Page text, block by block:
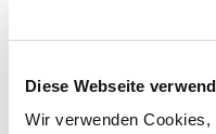
Diese Webseite
Wir verwenden